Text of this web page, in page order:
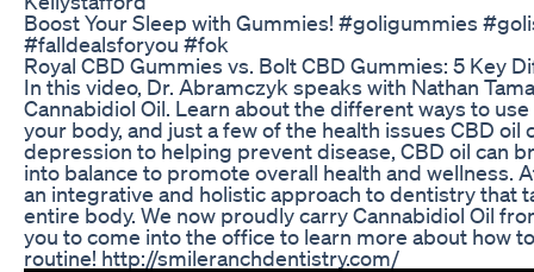
Boost Your Sleep with Gummies! #goligummies
#falldealsforyou #fok
​​Royal CBD Gummies vs. Bolt CBD Gummies: 5 Key
In this video, Dr. Abramczyk speaks with Nathan
Cannabidiol Oil. Learn about the different ways to
your body, and just a few of the health issues CBD oil
depression to helping prevent disease, CBD oil can
into balance to promote overall health and wellness.
an integrative and holistic approach to dentistry that
entire body. We now proudly carry Cannabidiol Oil
you to come into the office to learn more about how
routine! http://smileranchdentistry.com/